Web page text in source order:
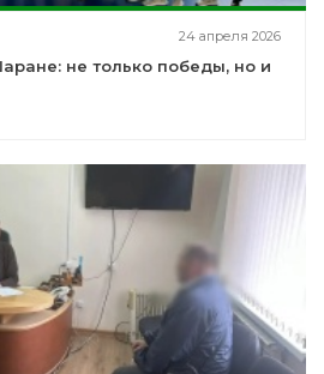
24 апреля 2026
не только победы, но и